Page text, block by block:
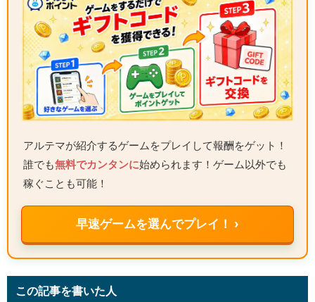
アルテマが紹介するゲームをプレイして報酬をゲット！
誰でも無料でカンタンに始められます！ゲーム以外でも
稼ぐことも可能！
早速ゲームを選んでプレイ！ ›
この記事を書いた人